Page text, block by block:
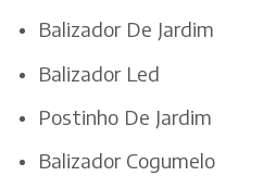
Balizador De Jardim
Balizador Led
Postinho De Jardim
Balizador Cogumelo